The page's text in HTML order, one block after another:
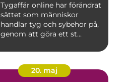
Tygaffär online har förändrat
sättet som människor
handlar tyg och sybehör på,
genom att göra ett st...
20. maj